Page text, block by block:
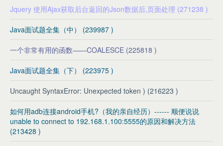
Jquery 使用Ajax获取后台返回的Json数据后,页面处理 (271238 )
Java面试题全集（中） (239987 )
一个非常有用的函数——COALESCE (225818 )
Java面试题全集（下） (223975 )
Uncaught SyntaxError: Unexpected token ) (216223 )
如何用adb连接android手机?（我的亲自经历）------ 顺便说说
unable to connect to 192.168.1.100:5555的原因和解决方法
(213428 )